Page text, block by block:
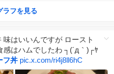
ラフを見る
はいいんですが ロースト
感はハムでしたわ ┐(´д｀)┌ﾔ
フ丼 pic.x.com/ri4j8ll6hC